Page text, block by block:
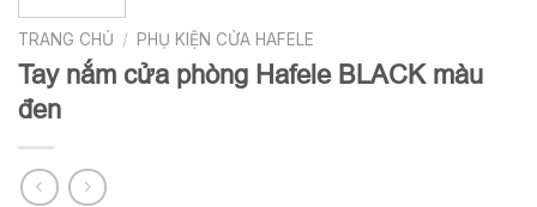
TRANG CHỦ / PHỤ KIỆN CỬA HAFELE
Tay nắm cửa phòng Hafele BLACK màu
đen